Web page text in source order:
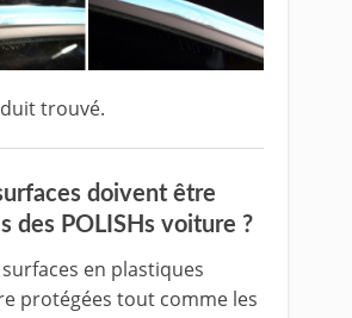
trouvé.
doivent être
des POLISHs voiture ?
en plastiques
protégées tout comme les